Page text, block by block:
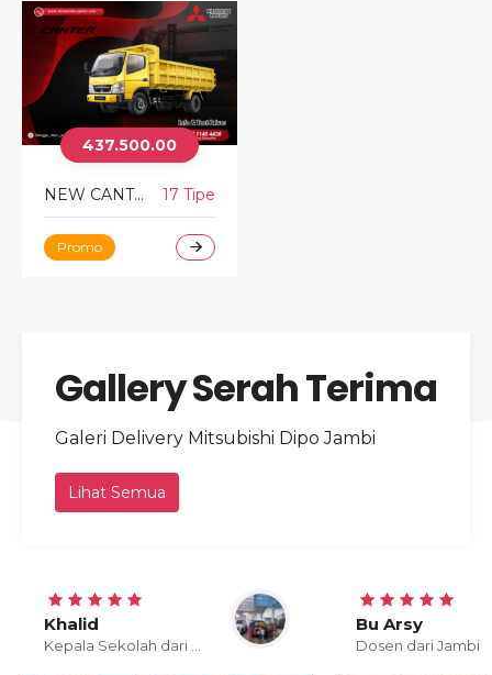
437.500.00
NEW CANTER 17 Tipe
Promo
Gallery Serah Terima
Galeri Delivery Mitsubishi Dipo Jambi
Lihat Semua
Khalid Bu Arsy
Dosen dari Jambi